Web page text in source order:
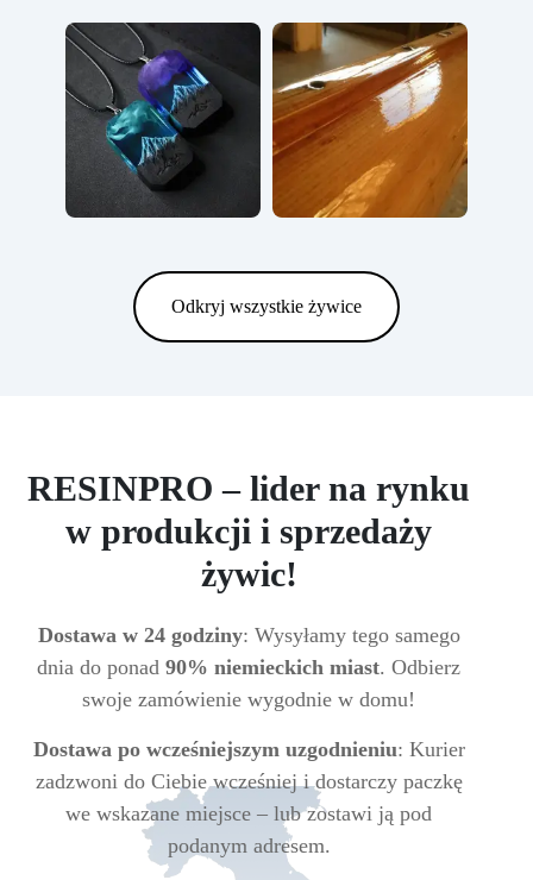
Odkryj wszystkie żywice
RESINPRO – lider na rynku
w produkcji i sprzedaży
żywic!
Dostawa w 24 godziny: Wysyłamy tego samego
dnia do ponad 90% niemieckich miast. Odbierz
swoje zamówienie wygodnie w domu!
Dostawa po wcześniejszym uzgodnieniu: Kurier
zadzwoni do Ciebie wcześniej i dostarczy paczkę
we wskazane miejsce – lub zostawi ją pod
podanym adresem.